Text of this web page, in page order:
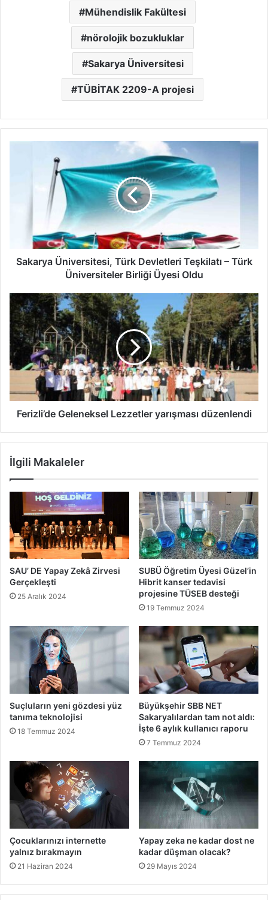
Mühendislik Fakültesi
nörolojik bozukluklar
Sakarya Üniversitesi
TÜBİTAK 2209-A projesi
Üniversitesi,
Üniversiteler
Birliği
Üyesi
Sakarya Üniversitesi, Türk Devletleri Teşkilatı – Türk
Üniversiteler Birliği Üyesi Oldu
Ferizli’de
Geleneksel
Lezzetler
yarışması
düzenlendi
Ferizli’de Geleneksel Lezzetler yarışması düzenlendi
İlgili Makaleler
SAU’ DE Yapay Zekâ Zirvesi
Gerçekleşti
25 Aralık 2024
SUBÜ Öğretim Üyesi Güzel’in
Hibrit kanser tedavisi
projesine TÜSEB desteği
19 Temmuz 2024
Suçluların yeni gözdesi yüz
tanıma teknolojisi
18 Temmuz 2024
Büyükşehir SBB NET
Sakaryalılardan tam not aldı:
İşte 6 aylık kullanıcı raporu
7 Temmuz 2024
Çocuklarınızı internette
yalnız bırakmayın
21 Haziran 2024
Yapay zeka ne kadar dost ne
kadar düşman olacak?
29 Mayıs 2024